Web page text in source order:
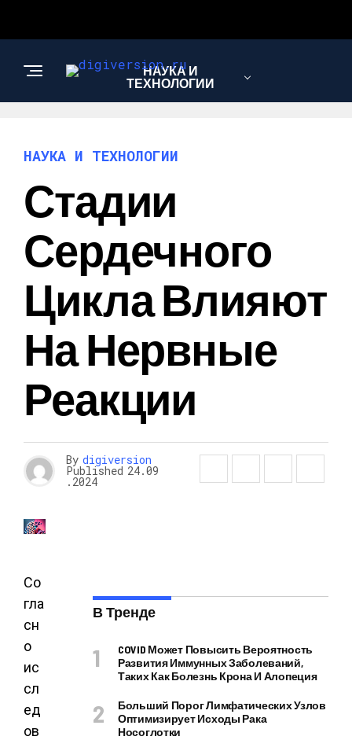
НАУКА И
ТЕХНОЛОГИИ
НАУКА И ТЕХНОЛОГИИ
Стадии
Сердечного
Цикла Влияют
На Нервные
Реакции
By digiversion
Published 24.09
.2024
Со
гла
сн
о
ис
сл
ед
ов
В Тренде
COVID Может Повысить Вероятность
Развития Иммунных Заболеваний,
Таких Как Болезнь Крона И Алопеция
Больший Порог Лимфатических Узлов
Оптимизирует Исходы Рака
Носоглотки